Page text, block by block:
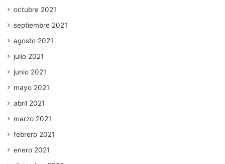
octubre 2021
septiembre 2021
agosto 2021
julio 2021
junio 2021
mayo 2021
abril 2021
marzo 2021
febrero 2021
enero 2021